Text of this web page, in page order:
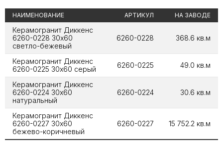
НАИМЕНОВАНИЕ АРТИКУЛ НА ЗАВОДЕ
Керамогранит Диккенс
6260-0228 30х60
светло-бежевый
6260-0228 368.6 кв.м
Керамогранит Диккенс
6260-0225 30х60 серый
6260-0225 49.0 кв.м
Керамогранит Диккенс
6260-0224 30х60
натуральный
6260-0224 30.6 кв.м
Керамогранит Диккенс
6260-0227 30х60
бежево-коричневый
6260-0227 15 752.2 кв.м